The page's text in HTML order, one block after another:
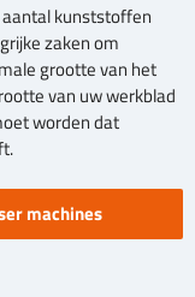
kunststoffen
zaken om
grootte van het
van uw werkblad
worden dat
machines